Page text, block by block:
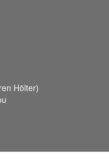
Hölter)